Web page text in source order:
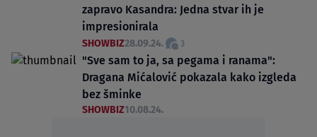
zapravo Kasandra: Jedna stvar ih je
impresionirala
SHOWBIZ28.09.24. 3
"Sve sam to ja, sa pegama i ranama":
Dragana Mićalović pokazala kako izgleda
bez šminke
SHOWBIZ10.08.24.